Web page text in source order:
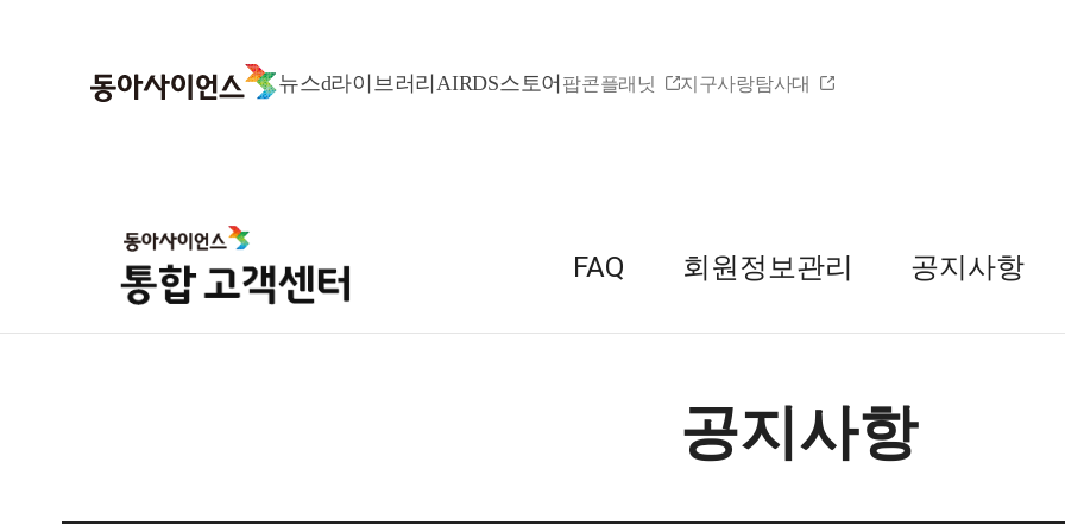
뉴스d라이브러리AIRDS스토어 팝콘플래닛 지구사랑탐사대
본문 바로가기 FAQ 회원정보관리 공지사항
공지사항